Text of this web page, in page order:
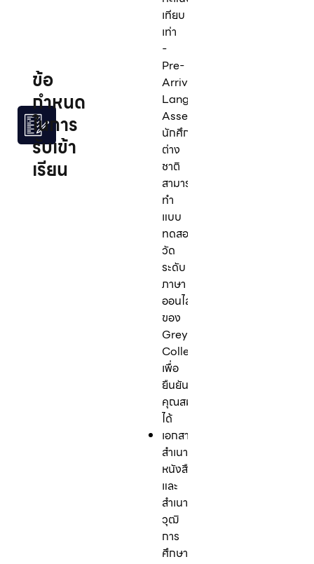
ข้อ
กำหนด
ในการ
รับเข้า
เรียน
เทียบ
เท่า
-
Pre-
Arrival
Language
Assessment:
นักศึกษา
ต่าง
ชาติ
สามารถ
ทำ
แบบ
ทดสอบ
วัด
ระดับ
ภาษา
ออนไลน์
ของ
Greystone
College
เพื่อ
ยืนยัน
คุณสมบัติ
ได้
เอกสาร:
สำเนา
หนังสือเดินทาง
และ
สำเนา
วุฒิ
การ
ศึกษา